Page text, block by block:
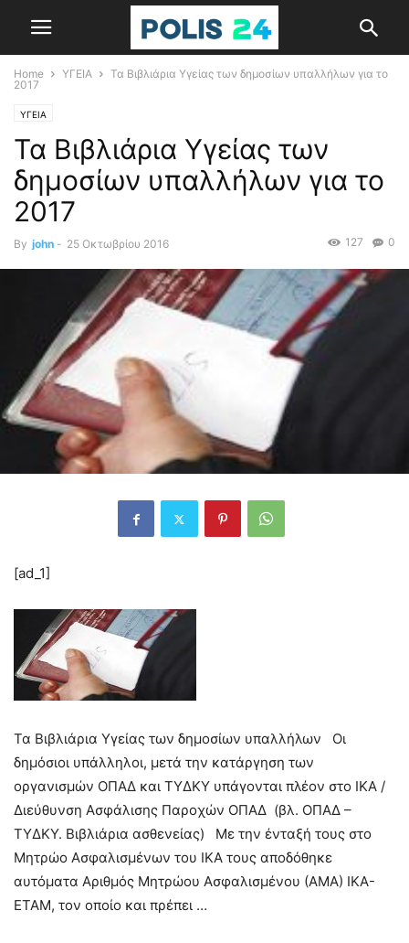
Home ΥΓΕΙΑ
Τα Βιβλιάρια Υγείας των δημοσίων υπαλλήλων για το
2017
ΥΓΕΙΑ
Τα Βιβλιάρια Υγείας των
δημοσίων υπαλλήλων για το
2017
By john - 25 Οκτωβρίου 2016 0
127
[ad_1]
Τα Βιβλιάρια Υγείας των δημοσίων υπαλλήλων Οι
δημόσιοι υπάλληλοι, μετά την κατάργηση των
οργανισμών ΟΠΑΔ και ΤΥΔΚΥ υπάγονται πλέον στο ΙΚΑ /
Διεύθυνση Ασφάλισης Παροχών ΟΠΑΔ (βλ. ΟΠΑΔ –
ΤΥΔΚΥ. Βιβλιάρια ασθενείας) Με την ένταξή τους στο
Μητρώο Ασφαλισμένων του ΙΚΑ τους αποδόθηκε
αυτόματα Αριθμός Μητρώου Ασφαλισμένου (ΑΜΑ) ΙΚΑ-
ΕΤΑΜ, τον οποίο και πρέπει …